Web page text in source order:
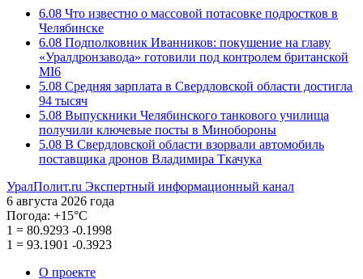
6.08 Что известно о массовой потасовке подростков в
Челябинске
6.08 Подполковник Иванников: покушение на главу
«Уралдронзавода» готовили под контролем британской
MI6
5.08 Средняя зарплата в Свердловской области достигла
94 тысяч
5.08 Выпускники Челябинского танкового училища
получили ключевые посты в Минобороны
5.08 В Свердловской области взорвали автомобиль
поставщика дронов Владимира Ткачука
УралПолит.ru Экспертный информационный канал
6 августа 2026 года
Погода: +15°С
1 = 80.9293 -0.1998
1 = 93.1901 -0.3923
О проекте